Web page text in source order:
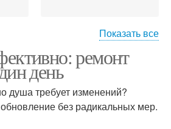
Краски на стены
Показать все
ремонт
день
душа требует изменений?
без радикальных мер.